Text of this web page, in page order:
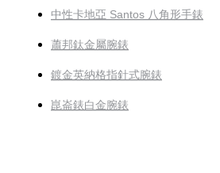
中性卡地亞 Santos 八角形手錶
蕭邦鈦金屬腕錶
鍍金英納格指針式腕錶
崑崙錶白金腕錶